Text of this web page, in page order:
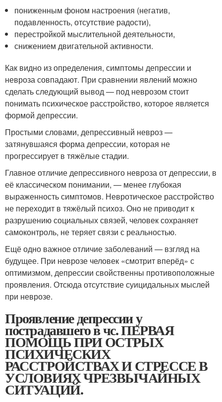
пониженным фоном настроения (негатив,
подавленность, отсутствие радости),
перестройкой мыслительной деятельности,
снижением двигательной активности.
Как видно из определения, симптомы депрессии и
невроза совпадают. При сравнении явлений можно
сделать следующий вывод — под неврозом стоит
понимать психическое расстройство, которое является
формой депрессии.
Простыми словами, депрессивный невроз —
затянувшаяся форма депрессии, которая не
прогрессирует в тяжёлые стадии.
Главное отличие депрессивного невроза от депрессии, в
её классическом понимании, — менее глубокая
выраженность симптомов. Невротическое расстройство
не переходит в тяжёлый психоз. Оно не приводит к
разрушению социальных связей, человек сохраняет
самоконтроль, не теряет связи с реальностью.
Ещё одно важное отличие заболеваний — взгляд на
будущее. При неврозе человек «смотрит вперёд» с
оптимизмом, депрессии свойственны противоположные
проявления. Отсюда отсутствие суицидальных мыслей
при неврозе.
Проявление депрессии у
пострадавшего в чс. ПЕРВАЯ
ПОМОЩЬ ПРИ ОСТРЫХ
ПСИХИЧЕСКИХ
РАССТРОЙСТВАХ И СТРЕССЕ В
УСЛОВИЯХ ЧРЕЗВЫЧАЙНЫХ
СИТУАЦИЙ.